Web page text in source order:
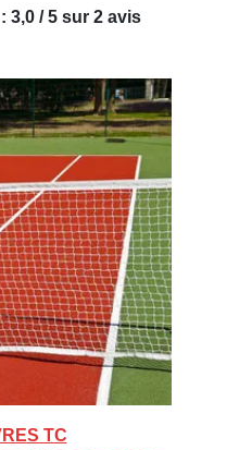
3,0 / 5 sur 2 avis
TC